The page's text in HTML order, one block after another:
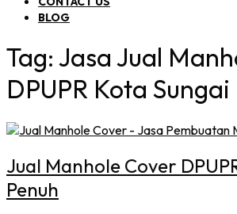
BLOG
Tag: Jasa Jual
DPUPR Kota Sungai
Jual Manhole Cover
Penuh